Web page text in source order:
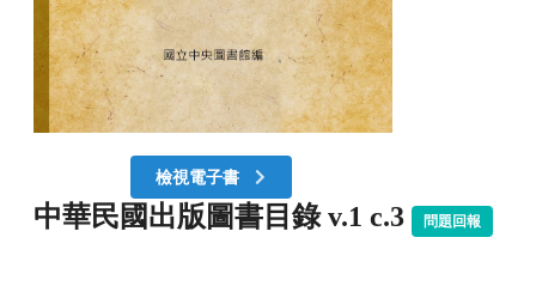
檢視電子書
中華民國出版圖書目錄 v.1 c.3 問題回報